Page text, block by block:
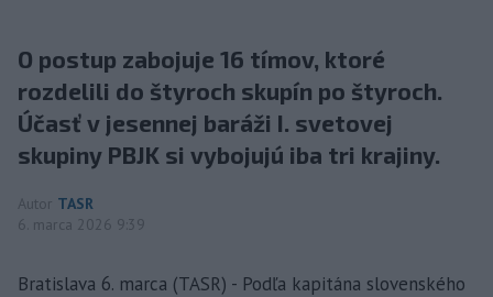
O postup zabojuje 16 tímov, ktoré
rozdelili do štyroch skupín po štyroch.
Účasť v jesennej baráži I. svetovej
skupiny PBJK si vybojujú iba tri krajiny.
Autor TASR
6. marca 2026 9:39
Bratislava 6. marca (TASR) - Podľa kapitána slovenského